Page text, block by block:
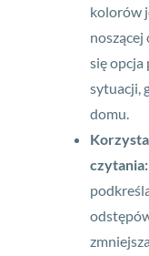
kolorów
noszącej
się opcja
sytuacji,
domu.
czytania: